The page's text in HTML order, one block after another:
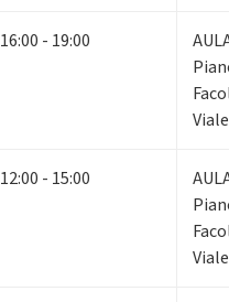
16:00 - 19:00
12:00 - 15:00